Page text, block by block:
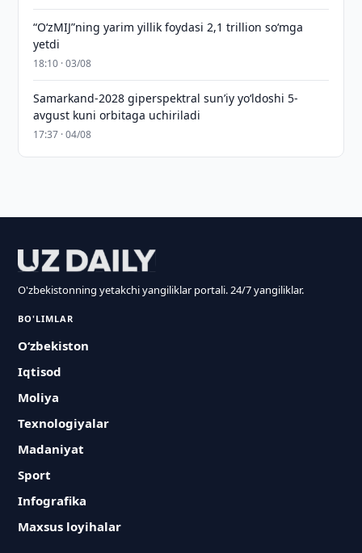
“O‘zMIJ”ning yarim yillik foydasi 2,1 trillion so‘mga
yetdi
18:10 · 03/08
Samarkand-2028 giperspektral sun’iy yo‘ldoshi 5-
avgust kuni orbitaga uchiriladi
17:37 · 04/08
O'zbekistonning yetakchi yangiliklar portali. 24/7 yangiliklar.
BO'LIMLAR
O‘zbekiston
Iqtisod
Moliya
Texnologiyalar
Madaniyat
Sport
Infografika
Maxsus loyihalar